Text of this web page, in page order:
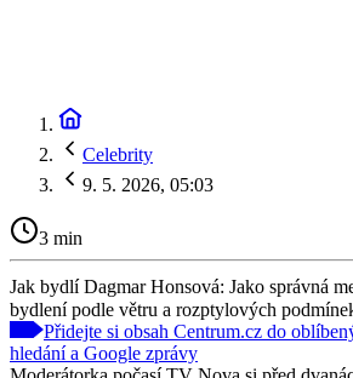
Celebrity
9. 5. 2026, 05:03
3 min
Jak bydlí Dagmar Honsová: Jako správná
bydlení podle větru a rozptylových
Přidejte si obsah Centrum.cz do
hledání a Google zprávy